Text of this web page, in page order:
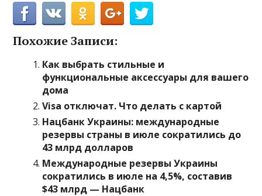
Похожие Записи:
Как выбрать стильные и
функциональные аксессуары для вашего
дома
Visa отключат. Что делать с картой
Нацбанк Украины: международные
резервы страны в июле сократились до
43 млрд долларов
Международные резервы Украины
сократились в июле на 4,5%, составив
$43 млрд — Нацбанк